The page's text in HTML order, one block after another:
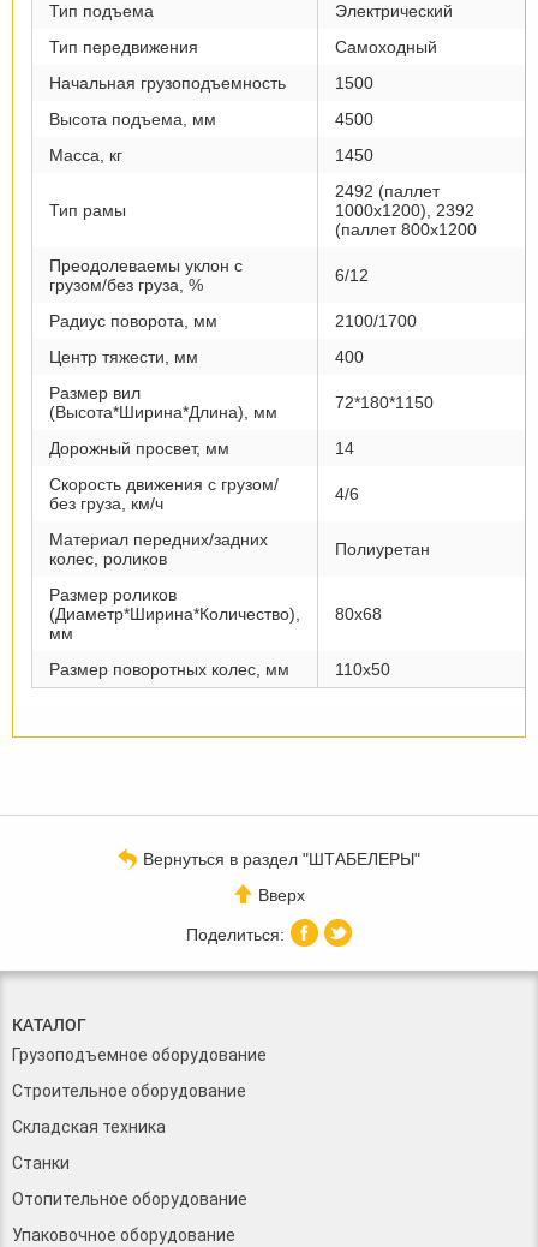
Тип подъема
Электрический
Тип передвижения
Самоходный
Начальная грузоподъемность
1500
Высота подъема, мм
4500
Масса, кг
1450
Тип рамы
2492 (паллет
1000х1200), 2392
(паллет 800х1200
Преодолеваемы уклон с
грузом/без груза, %
6/12
Радиус поворота, мм
2100/1700
Центр тяжести, мм
400
Размер вил
(Высота*Ширина*Длина), мм
72*180*1150
Дорожный просвет, мм
14
Скорость движения с грузом/
без груза, км/ч
4/6
Материал передних/задних
колес, роликов
Полиуретан
Размер роликов
(Диаметр*Ширина*Количество),
мм
80х68
Размер поворотных колес, мм 110х50
Вернуться в раздел "ШТАБЕЛЕРЫ"
Вверх
КАТАЛОГ
Грузоподъемное оборудование
Строительное оборудование
Складская техника
Станки
Отопительное оборудование
Упаковочное оборудование